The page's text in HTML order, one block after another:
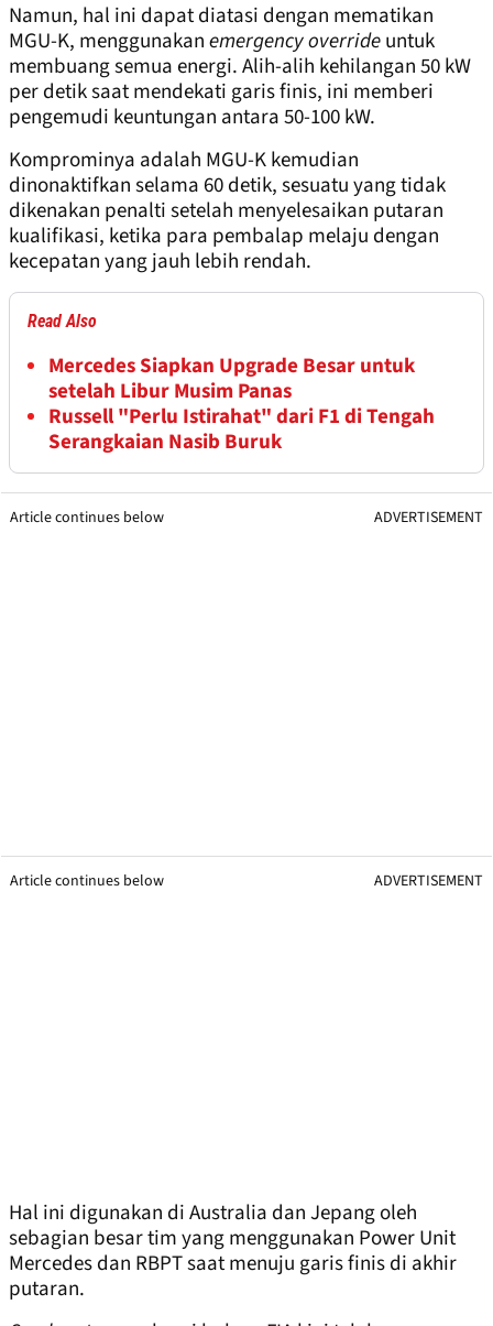
Namun, hal ini dapat diatasi dengan mematikan
MGU-K, menggunakanemergency overrideuntuk
membuang semua energi. Alih-alih kehilangan 50 kW
per detik saat mendekati garis finis, ini memberi
pengemudi keuntungan antara 50-100 kW.
Komprominya adalah MGU-K kemudian
dinonaktifkan selama 60 detik, sesuatu yang tidak
dikenakan penalti setelah menyelesaikan putaran
kualifikasi, ketika para pembalap melaju dengan
kecepatan yang jauh lebih rendah.
Read Also
Mercedes Siapkan Upgrade Besar untuk
setelah Libur Musim Panas
Russell "Perlu Istirahat" dari F1 di Tengah
Serangkaian Nasib Buruk
Article continues below ADVERTISEMENT
Article continues below ADVERTISEMENT
Hal ini digunakan di Australia dan Jepang oleh
sebagian besar tim yang menggunakan Power Unit
Mercedes dan RBPT saat menuju garis finis di akhir
putaran.